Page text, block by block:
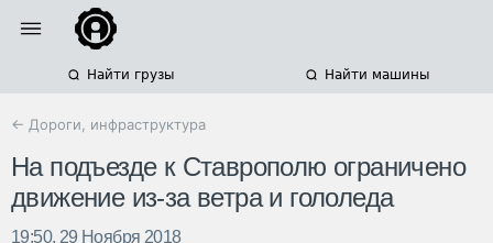
Найти грузы Найти машины
← Дороги, инфраструктура
На подъезде к Ставрополю ограничено
движение из-за ветра и гололеда
19:50, 29 Ноября 2018